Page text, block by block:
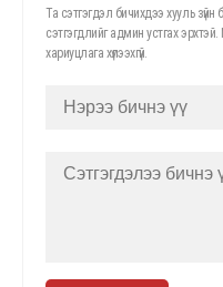
Та сэтгэгдэл бичихдээ хууль
сэтгэгдлийг админ устгах
хариуцлага хүлээхгүй.